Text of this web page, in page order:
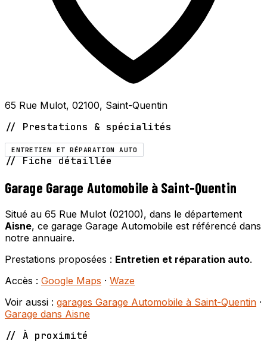
65 Rue Mulot, 02100, Saint-Quentin
// Prestations & spécialités
ENTRETIEN ET RÉPARATION AUTO
// Fiche détaillée
Garage Garage Automobile à Saint-Quentin
Situé au 65 Rue Mulot (02100), dans le département
Aisne, ce garage Garage Automobile est référencé dans
notre annuaire.
Prestations proposées : Entretien et réparation auto.
Accès : Google Maps · Waze
Voir aussi : garages Garage Automobile à Saint-Quentin ·
Garage dans Aisne
// À proximité